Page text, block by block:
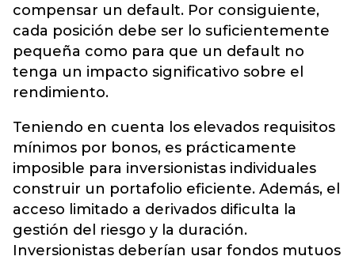
compensar un default. Por consiguiente,
cada posición debe ser lo suficientemente
pequeña como para que un default no
tenga un impacto significativo sobre el
rendimiento.
Teniendo en cuenta los elevados requisitos
mínimos por bonos, es prácticamente
imposible para inversionistas individuales
construir un portafolio eficiente. Además, el
acceso limitado a derivados dificulta la
gestión del riesgo y la duración.
Inversionistas deberían usar fondos mutuos